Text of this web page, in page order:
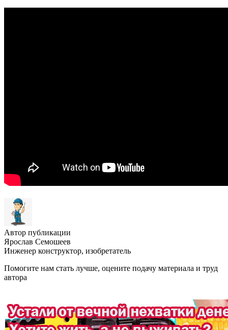
Автор публикации
Ярослав Семошеев
Инженер конструктор, изобретатель
Помогите нам стать лучше, оцените подачу материала и труд
автора